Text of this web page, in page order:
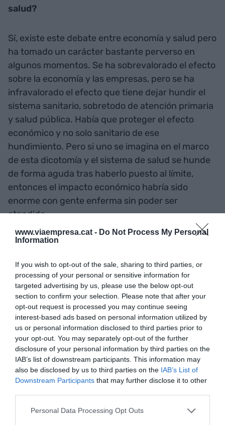
www.viaempresa.cat - Do Not Process My Personal
Information
If you wish to opt-out of the sale, sharing to third parties, or
processing of your personal or sensitive information for
targeted advertising by us, please use the below opt-out
section to confirm your selection. Please note that after your
opt-out request is processed you may continue seeing
interest-based ads based on personal information utilized by
us or personal information disclosed to third parties prior to
your opt-out. You may separately opt-out of the further
disclosure of your personal information by third parties on the
IAB’s list of downstream participants. This information may
also be disclosed by us to third parties on the IAB’s List of
Downstream Participants that may further disclose it to other
Personal Data Processing Opt Outs
salud?
Sí, existe este debate entre economía y salud pero
ha tomado un carácter bastante perverso en
algunos momentos. Se ha sobrevalorado el efecto
sobre la economía y las empresas, pero se ha
infravalorado el efecto que tiene dejar hundir el
sistema sanitario, sobretodo de atención primaria
y salud pública. Había que proteger el efecto
económico y no solo sanitario de ese
hundimiento. Pero si uno se imagina en el marco
de esta dicotomía y el sistema de salud se hunde
de forma aguda tras haberlo puesto al límite,
entonces el impacto económico habría sido
enorme con gente enferma sin poder ser
atendida.
¿Cuál es el efecto económico de no haber podido
casi dos años? ¿Cuál es el efecto económico de no
haber podido atender suficientemente bien
cánceres, problemas cardiovasculares, diabetes,
hipertensión o enfermedades crónicas? El efecto
de salud es dramático pero el efecto económico
también es vital. Esta dicotomía no solo iba de
bares y restaurantes abiertos sino de proteger el
sistema nacional de salud porque es un plus para
la economía que esté vivo y funcionando.